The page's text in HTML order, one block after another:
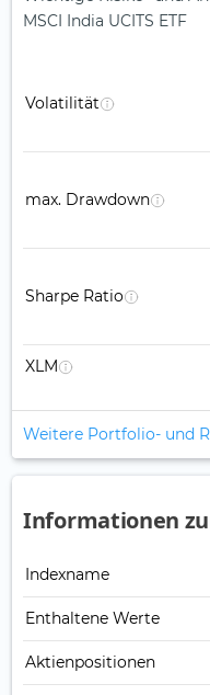
MSCI India UCITS ETF
Volatilität
max. Drawdown
Sharpe Ratio
XLM
Weitere Portfolio- und
Informationen
Indexname
Enthaltene Werte
Aktienpositionen